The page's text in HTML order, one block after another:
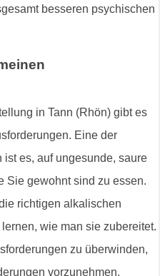
besseren psychischen
in Tann (Rhön) gibt es
Eine der
es, auf ungesunde, saure
Sie gewohnt sind zu essen.
richtigen alkalischen
wie man sie zubereitet.
zu überwinden,
vorzunehmen.